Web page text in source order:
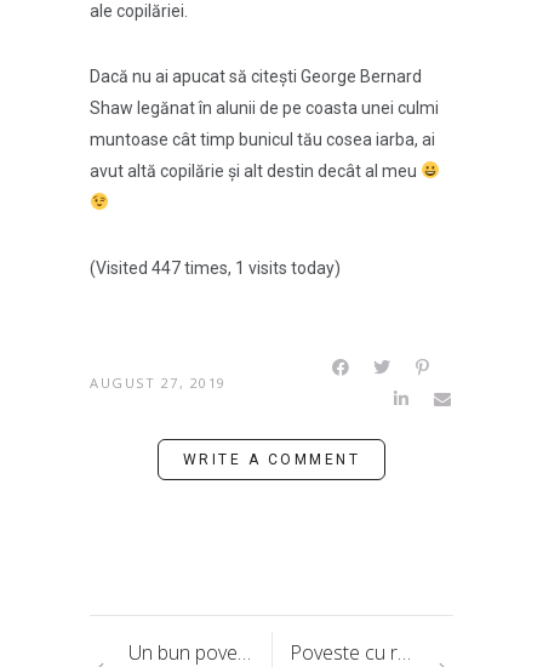
ale copilăriei.
Dacă nu ai apucat să citești George Bernard
Shaw legănat în alunii de pe coasta unei culmi
muntoase cât timp bunicul tău cosea iarba, ai
avut altă copilărie și alt destin decât al meu
(Visited 447 times, 1 visits today)
AUGUST 27, 2019
WRITE A COMMENT
Un bun povestitor cu un dar moștenit și un destin fericit – Susana Pletea (I) Poveste cu ruloțeală (1) – O săptămână cu autorulota prin România